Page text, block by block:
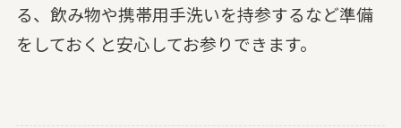
る、飲み物や携帯用手洗いを持参するなど準備
をしておくと安心してお参りできます。